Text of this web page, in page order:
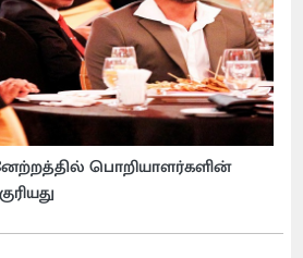
பொறியாளர்களின்